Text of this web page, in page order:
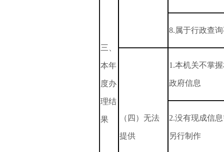
三、
本年
度办
理结
果
8.属于行政查
（四）无法
提供
1.本机关不掌
政府信息
2.没有现成信
另行制作